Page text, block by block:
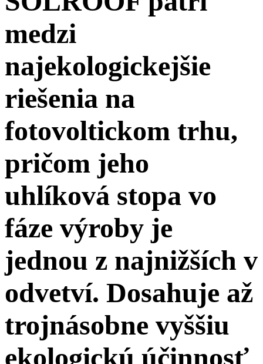
medzi
najekologickejšie
riešenia na
fotovoltickom trhu,
pričom jeho
uhlíková stopa vo
fáze výroby je
jednou z najnižších v
odvetví. Dosahuje až
trojnásobne vyššiu
ekologickú účinnosť